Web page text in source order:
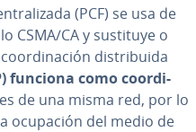
(PCF) se usa de
CSMA/CA y sustituye o
di­s­tri­bui­da
funciona como coor­di­
de una misma red, por lo
ocupación del medio de